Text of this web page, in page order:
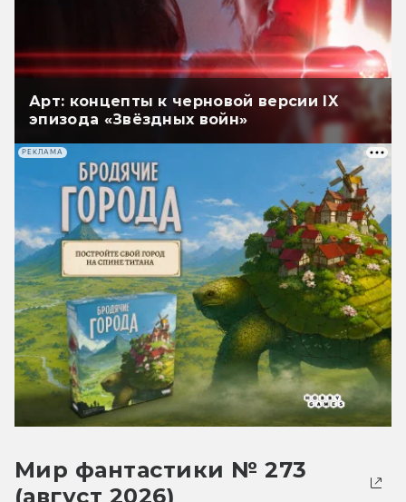
Арт: концепты к черновой версии IX
эпизода «Звёздных войн»
РЕКЛАМА
Мир фантастики № 273
(август 2026)